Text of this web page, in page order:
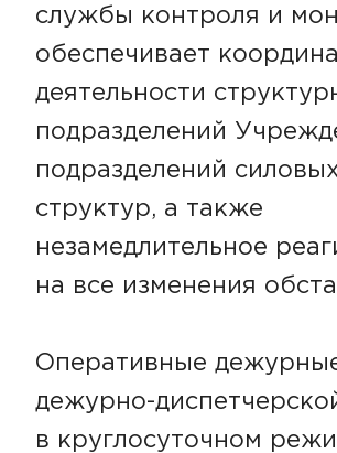
службы контроля и
обеспечивает
деятельности
подразделений
подразделений
структур, а также
незамедлительное
на все изменения
Оперативные
дежурно-
в круглосуточном